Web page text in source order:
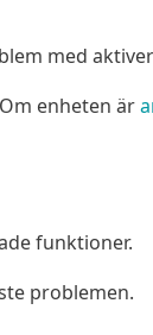
med
enheten är
funktioner.
problemen.